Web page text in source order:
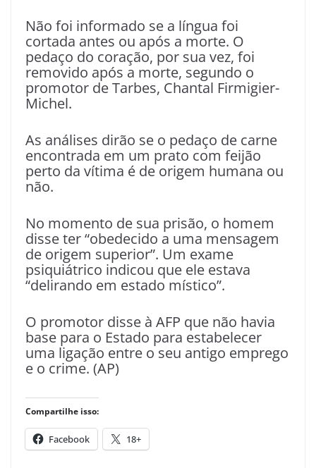
Não foi informado se a língua foi
cortada antes ou após a morte. O
pedaço do coração, por sua vez, foi
removido após a morte, segundo o
promotor de Tarbes, Chantal Firmigier-
Michel.
As análises dirão se o pedaço de carne
encontrada em um prato com feijão
perto da vítima é de origem humana ou
não.
No momento de sua prisão, o homem
disse ter “obedecido a uma mensagem
de origem superior”. Um exame
psiquiátrico indicou que ele estava
“delirando em estado místico”.
O promotor disse à AFP que não havia
base para o Estado para estabelecer
uma ligação entre o seu antigo emprego
e o crime. (AP)
Compartilhe isso:
Facebook 18+